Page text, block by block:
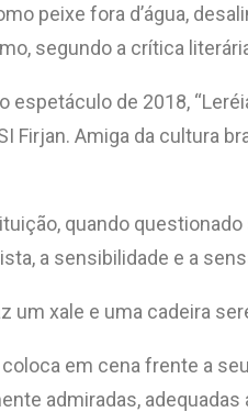
peixe fora d’água,
segundo a crítica
espetáculo de 2018,
Firjan. Amiga da cultura
quando
a sensibilidade e a
um xale e uma cadeira
em cena frente a
admiradas,